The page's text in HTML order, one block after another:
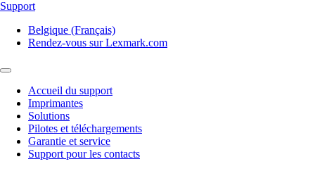
Support
Belgique (Français)
Rendez-vous sur Lexmark.com
Accueil du support
Imprimantes
Solutions
Pilotes et téléchargements
Garantie et service
Support pour les contacts